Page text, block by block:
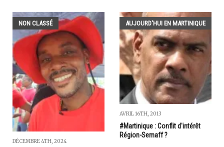
NON CLASSÉ
DÉCEMBRE 4TH, 2024
AUJOURD'HUI EN MARTINIQUE
AVRIL 16TH, 2013
#Martinique : Conflit d'intérêt
Région-Semaff ?